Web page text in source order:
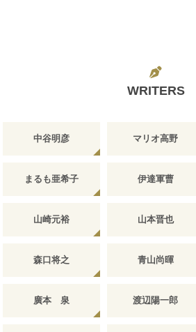
WRITERS
中谷明彦 マリオ高野
まるも亜希子 伊達軍曹
山崎元裕 山本晋也
森口将之 青山尚暉
廣本 泉 渡辺陽一郎